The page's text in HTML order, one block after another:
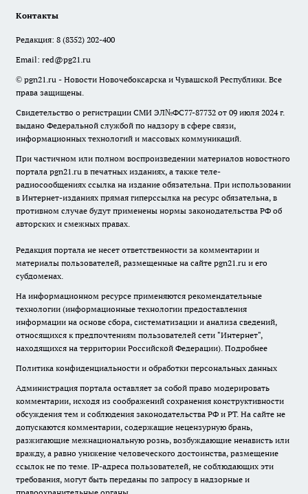
Контакты
Редакция: 8 (8352) 202-400
Email: red@pg21.ru
© pgn21.ru - Новости Новочебоксарска и Чувашской Республики. Все
права защищены.
Свидетельство о регистрации СМИ ЭЛ№ФС77-87732 от 09 июля 2024 г.
выдано Федеральной службой по надзору в сфере связи,
информационных технологий и массовых коммуникаций.
При частичном или полном воспроизведении материалов новостного
портала pgn21.ru в печатных изданиях, а также теле-
радиосообщениях ссылка на издание обязательна. При использовании
в Интернет-изданиях прямая гиперссылка на ресурс обязательна, в
противном случае будут применены нормы законодательства РФ об
авторских и смежных правах.
Редакция портала не несет ответственности за комментарии и
материалы пользователей, размещенные на сайте pgn21.ru и его
субдоменах.
На информационном ресурсе применяются рекомендательные
технологии (информационные технологии предоставления
информации на основе сбора, систематизации и анализа сведений,
относящихся к предпочтениям пользователей сети "Интернет",
находящихся на территории Российской Федерации). Подробнее
Политика конфиденциальности и обработки персональных данных
Администрация портала оставляет за собой право модерировать
комментарии, исходя из соображений сохранения конструктивности
обсуждения тем и соблюдения законодательства РФ и РТ. На сайте не
допускаются комментарии, содержащие нецензурную брань,
разжигающие межнациональную рознь, возбуждающие ненависть или
вражду, а равно унижение человеческого достоинства, размещение
ссылок не по теме. IP-адреса пользователей, не соблюдающих эти
требования, могут быть переданы по запросу в надзорные и